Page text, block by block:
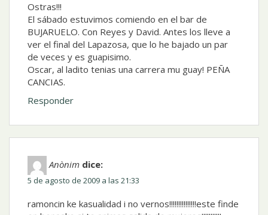
Ostras!!!
El sábado estuvimos comiendo en el bar de
BUJARUELO. Con Reyes y David. Antes los lleve a
ver el final del Lapazosa, que lo he bajado un par
de veces y es guapisimo.
Oscar, al ladito tenias una carrera mu guay! PEÑA
CANCIAS.
Responder
Anònim dice:
5 de agosto de 2009 a las 21:33
ramoncin ke kasualidad i no vernos!!!!!!!!!!!!!!!este finde